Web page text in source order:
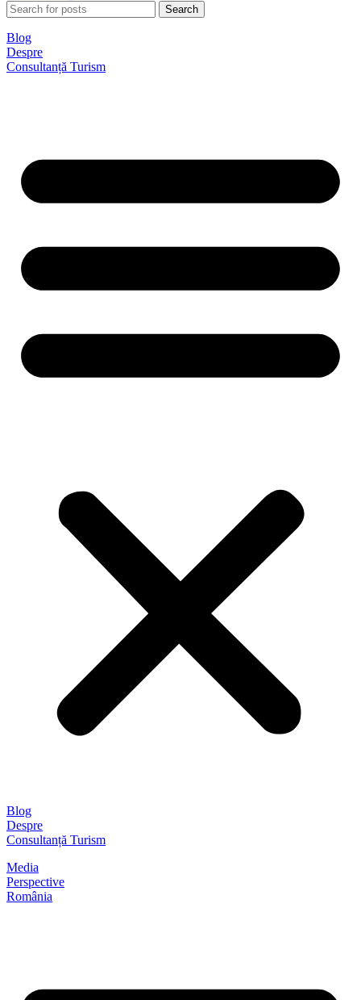
Search
Blog
Despre
Consultanță Turism
Blog
Despre
Consultanță Turism
Media
Perspective
România